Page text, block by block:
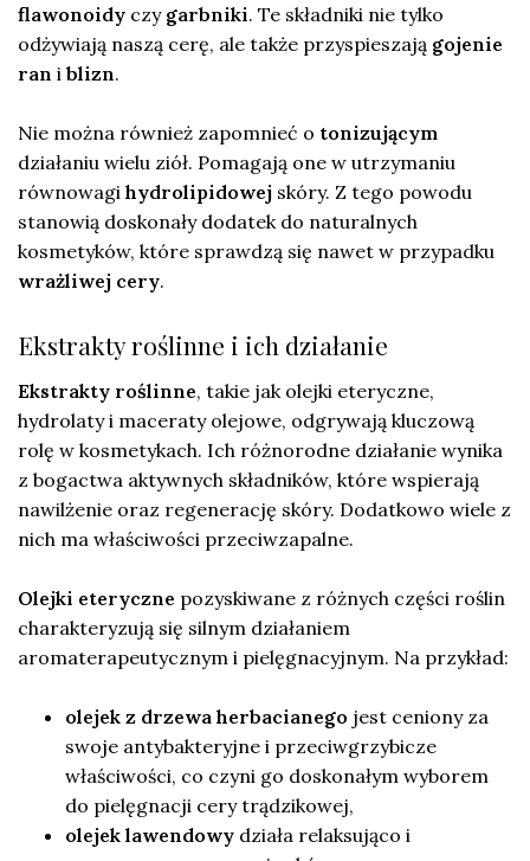
flawonoidy czy garbniki. Te składniki nie tylko
odżywiają naszą cerę, ale także przyspieszają gojenie
ran i blizn.
Nie można również zapomnieć o tonizującym
działaniu wielu ziół. Pomagają one w utrzymaniu
równowagi hydrolipidowej skóry. Z tego powodu
stanowią doskonały dodatek do naturalnych
kosmetyków, które sprawdzą się nawet w przypadku
wrażliwej cery.
Ekstrakty roślinne i ich działanie
Ekstrakty roślinne, takie jak olejki eteryczne,
hydrolaty i maceraty olejowe, odgrywają kluczową
rolę w kosmetykach. Ich różnorodne działanie wynika
z bogactwa aktywnych składników, które wspierają
nawilżenie oraz regenerację skóry. Dodatkowo wiele z
nich ma właściwości przeciwzapalne.
Olejki eteryczne pozyskiwane z różnych części roślin
charakteryzują się silnym działaniem
aromaterapeutycznym i pielęgnacyjnym. Na przykład:
olejek z drzewa herbacianego jest ceniony za
swoje antybakteryjne i przeciwgrzybicze
właściwości, co czyni go doskonałym wyborem
do pielęgnacji cery trądzikowej,
olejek lawendowy działa relaksująco i